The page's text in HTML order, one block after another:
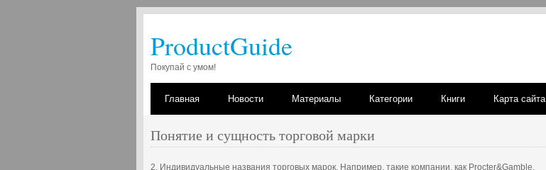
ProductGuide
Покупай с умом!
Главная Новости Материалы Категории Книги Карта сайта
Понятие и сущность торговой марки
2. Индивидуальные названия торговых марок. Например, такие компании, как Procter&Gamble,